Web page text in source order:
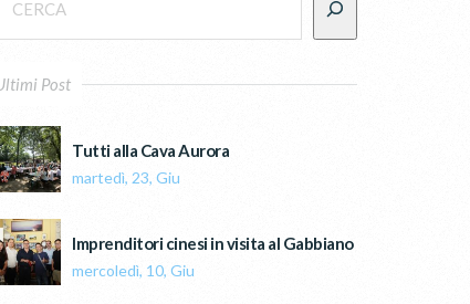
Post
Tutti alla Cava Aurora
martedì, 23, Giu
Imprenditori cinesi in visita al Gabbiano
mercoledì, 10, Giu